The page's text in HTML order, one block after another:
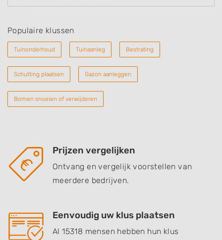
Populaire klussen
Tuinonderhoud Tuinaanleg Bestrating
Schutting plaatsen Gazon aanleggen
Bomen snoeien of verwijderen
Prijzen vergelijken
Ontvang en vergelijk voorstellen van
meerdere bedrijven.
Eenvoudig uw klus plaatsen
Al 15318 mensen hebben hun klus